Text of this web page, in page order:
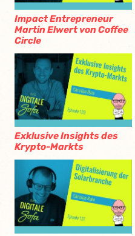
Impact Entrepreneur
Martin Elwert von Coffee
Circle
Exklusive Insights des
Krypto-Markts